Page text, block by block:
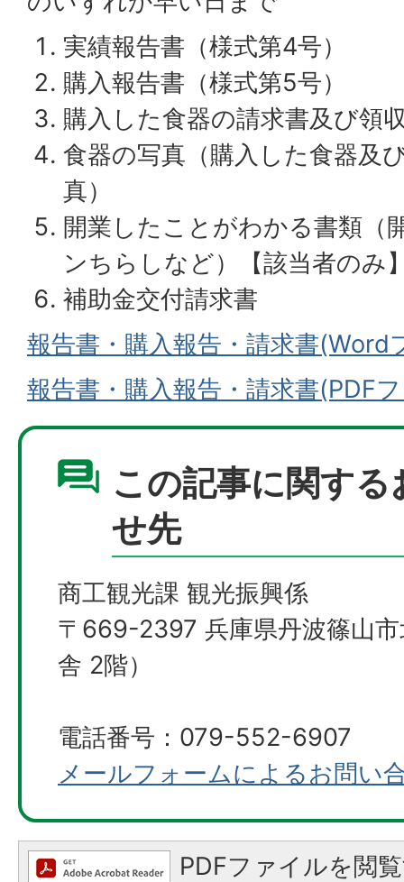
実績報告書（様式第4号）
購入報告書（様式第5号）
購入した食器の請求書及び領
食器の写真（購入した食器及
真）
開業したことがわかる書類（
ンちらしなど）【該当者のみ
補助金交付請求書
報告書・購入報告・請求書(Word
報告書・購入報告・請求書(PDF
この記事に関する
せ先
商工観光課 観光振興係
〒669-2397 兵庫県丹波篠山
舎 2階）
電話番号：079-552-6907
メールフォームによるお問い
PDFファイルを閲